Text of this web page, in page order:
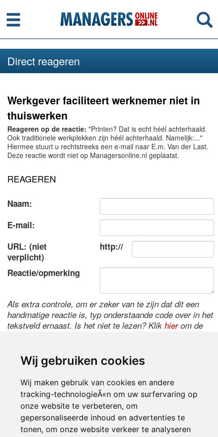
Wij gebruiken cookies
Wij maken gebruik van cookies en andere
tracking-technologieÃ«n om uw surfervaring op
onze website te verbeteren, om
gepersonaliseerde inhoud en advertenties te
tonen, om onze website verkeer te analyseren
Menu
Direct reageren
Werkgever faciliteert werknemer niet in
thuiswerken
Reageren op de reactie: "Printen? Dat is echt héél achterhaald.
Ook traditionele werkplekken zijn héél achterhaald. Namelijk:..."
Hiermee stuurt u rechtstreeks een e-mail naar E.m. Van der Last.
Deze reactie wordt niet op Managersonline.nl geplaatst.
REAGEREN
Naam:
E-mail:
URL: (niet
verplicht)
http://
Reactie/opmerking
Als extra controle, om er zeker van te zijn dat dit een
handmatige reactie is, typ onderstaande code over in het
tekstveld ernaast. Is het niet te lezen? Klik hierom de